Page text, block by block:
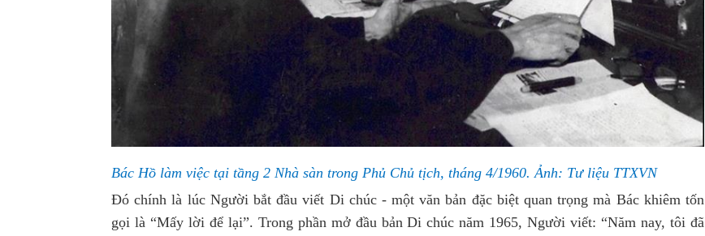
Bác Hồ làm việc tại tầng 2 Nhà sàn trong Phủ Chủ tịch, tháng 4/1960. Ảnh: Tư liệu TTXVN
Đó chính là lúc Người bắt đầu viết Di chúc - một văn bản đặc biệt quan trọng mà Bác khiêm tốn
gọi là “Mấy lời để lại”. Trong phần mở đầu bản Di chúc năm 1965, Người viết: “Năm nay, tôi đã